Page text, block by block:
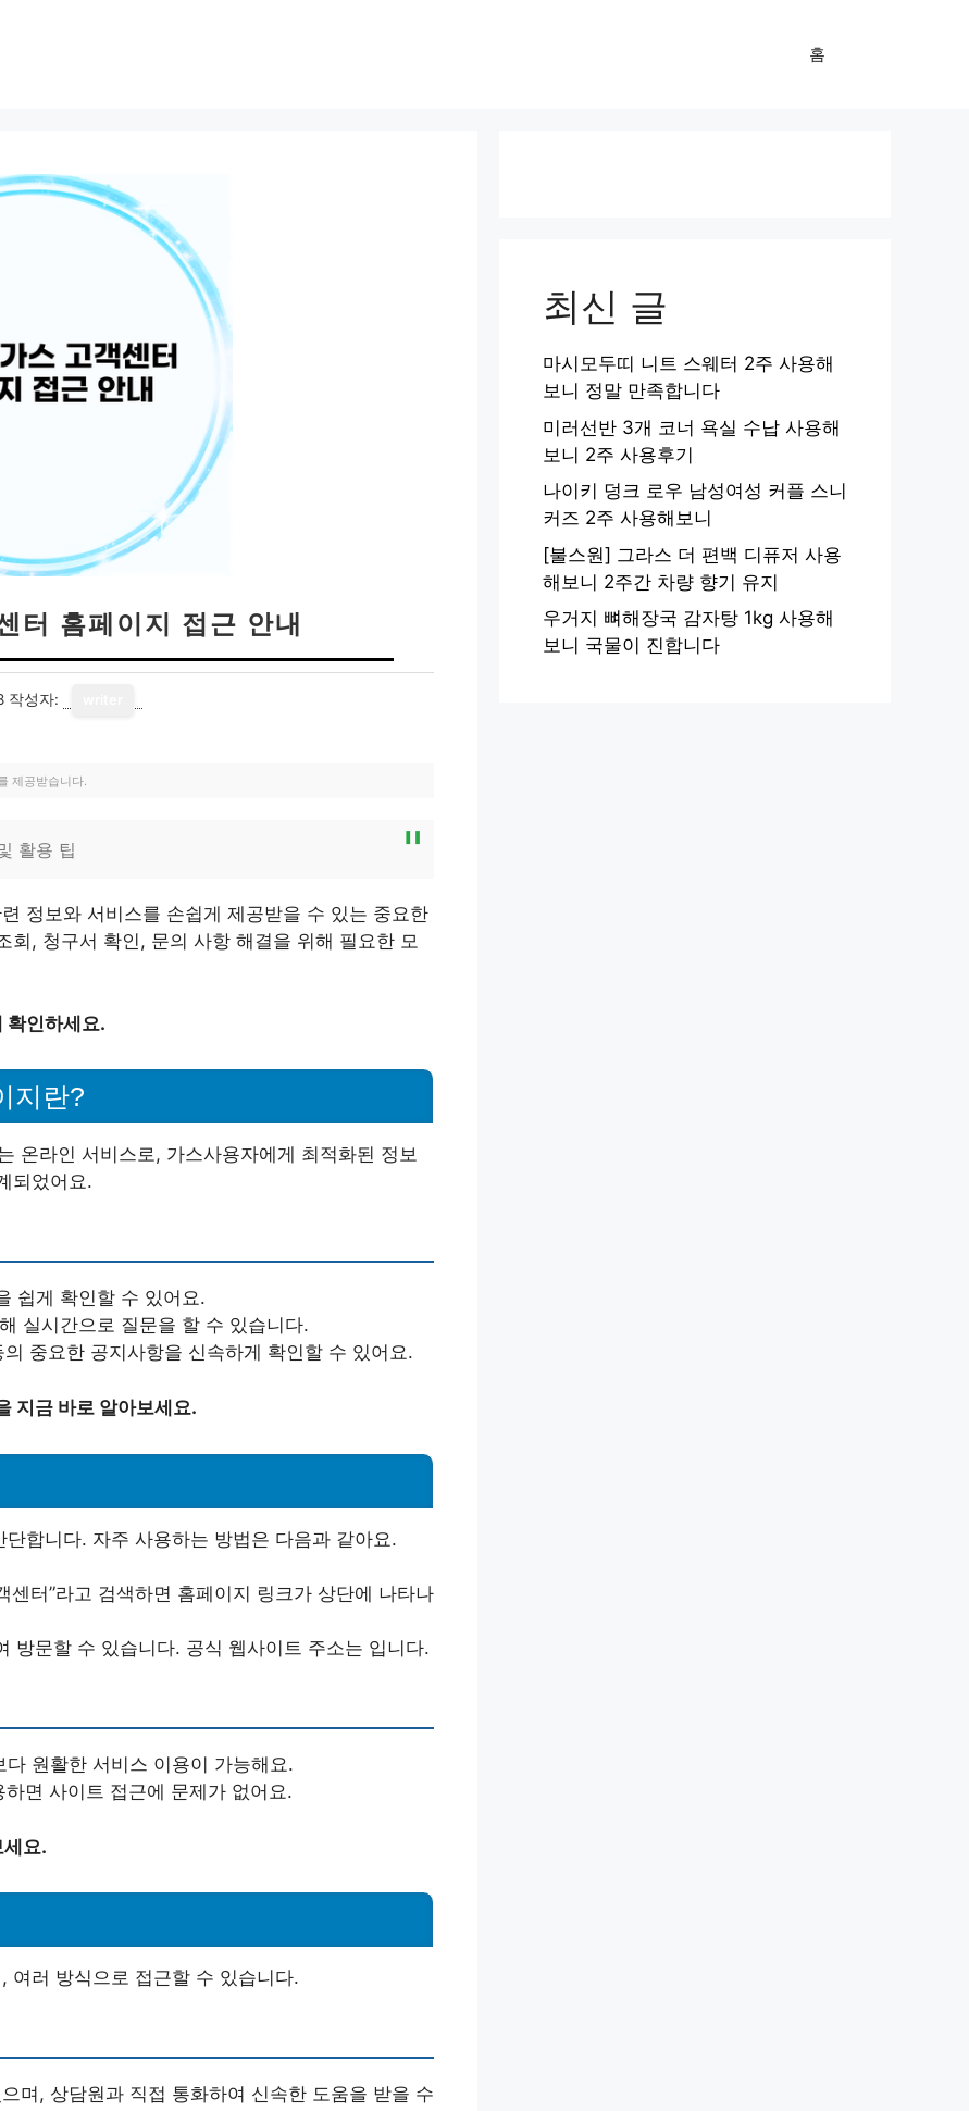
홈
터 홈페이지 접근 안내
작성자:
제공받습니다.
활용 팁
정보와 서비스를 손쉽게 제공받을 수 있는 중요한
회, 청구서 확인, 문의 사항 해결을 위해 필요한 모
확인하세요.
지란?
온라인 서비스로, 가스사용자에게 최적화된 정보
되었어요.
쉽게 확인할 수 있어요.
실시간으로 질문을 할 수 있습니다.
중요한 공지사항을 신속하게 확인할 수 있어요.
지금 바로 알아보세요.
합니다. 자주 사용하는 방법은 다음과 같아요.
센터”라고 검색하면 홈페이지 링크가 상단에 나타나
방문할 수 있습니다. 공식 웹사이트 주소는 입니다.
원활한 서비스 이용이 가능해요.
면 사이트 접근에 문제가 없어요.
요.
여러 방식으로 접근할 수 있습니다.
며, 상담원과 직접 통화하여 신속한 도움을 받을 수
최신 글
마시모두띠 니트 스웨터 2주 사용해
보니 정말 만족합니다
미러선반 3개 코너 욕실 수납 사용해
보니 2주 사용후기
나이키 덩크 로우 남성여성 커플 스니
커즈 2주 사용해보니
[불스원] 그라스 더 편백 디퓨저 사용
해보니 2주간 차량 향기 유지
우거지 뼈해장국 감자탕 1kg 사용해
보니 국물이 진합니다